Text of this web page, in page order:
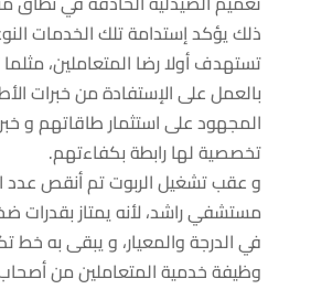
ذلك يؤكد إستدامة تلك الخدمات
تستهدف أولا رضا المتعاملين،
بالعمل على الإستفادة من خبرات
المجهود على استثمار طاقاتهم و
تخصصية لها رابطة بكفاءتهم.
و عقب تشغيل الربوت تم أنقص عدد
مستشفي راشد، لأنه يمتاز بقدرات
في الدرجة والمعيار، و يبقى به
وظيفة خدمية المتعاملين من